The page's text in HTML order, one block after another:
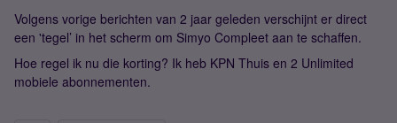
Volgens vorige berichten van 2 jaar geleden verschijnt er direct
een 'tegel’ in het scherm om Simyo Compleet aan te schaffen.
Hoe regel ik nu die korting? Ik heb KPN Thuis en 2 Unlimited
mobiele abonnementen.